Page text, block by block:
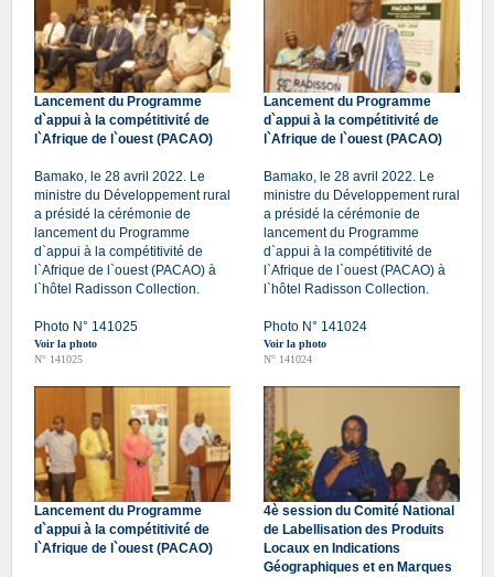
Lancement du Programme
d`appui à la compétitivité de
l`Afrique de l`ouest (PACAO)
Bamako, le 28 avril 2022. Le
ministre du Développement rural
a présidé la cérémonie de
lancement du Programme
d`appui à la compétitivité de
l`Afrique de l`ouest (PACAO) à
l`hôtel Radisson Collection.
Photo N° 141025
Voir la photo
N° 141025
Lancement du Programme
d`appui à la compétitivité de
l`Afrique de l`ouest (PACAO)
Bamako, le 28 avril 2022. Le
ministre du Développement rural
a présidé la cérémonie de
lancement du Programme
d`appui à la compétitivité de
l`Afrique de l`ouest (PACAO) à
l`hôtel Radisson Collection.
Photo N° 141024
Voir la photo
N° 141024
Lancement du Programme
d`appui à la compétitivité de
l`Afrique de l`ouest (PACAO)
4è session du Comité National
de Labellisation des Produits
Locaux en Indications
Géographiques et en Marques